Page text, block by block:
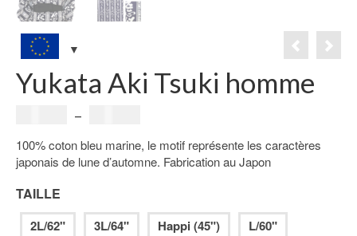
Yukata Aki Tsuki homme
–
prix :
49.00€
100% coton bleu marine, le motif représente les caractères
japonais de lune d’automne. Fabrication au Japon
TAILLE
2L/62" 3L/64" Happi (45")
L/60"